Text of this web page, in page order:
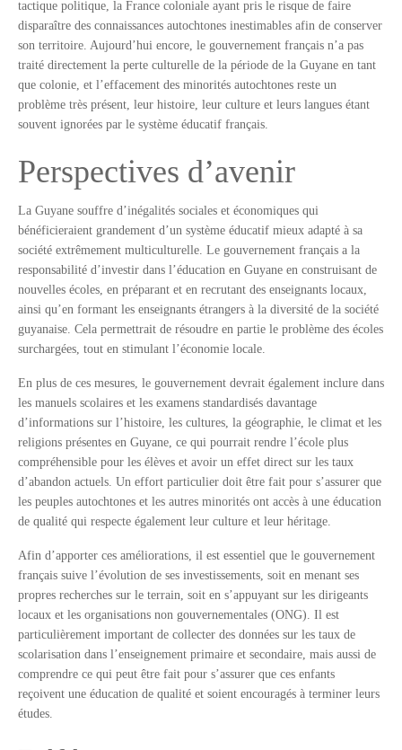
tactique politique, la France coloniale ayant pris le risque de faire
disparaître des connaissances autochtones inestimables afin de conserver
son territoire. Aujourd’hui encore, le gouvernement français n’a pas
traité directement la perte culturelle de la période de la Guyane en tant
que colonie, et l’effacement des minorités autochtones reste un
problème très présent, leur histoire, leur culture et leurs langues étant
souvent ignorées par le système éducatif français.
Perspectives d’avenir
La Guyane souffre d’inégalités sociales et économiques qui
bénéficieraient grandement d’un système éducatif mieux adapté à sa
société extrêmement multiculturelle. Le gouvernement français a la
responsabilité d’investir dans l’éducation en Guyane en construisant de
nouvelles écoles, en préparant et en recrutant des enseignants locaux,
ainsi qu’en formant les enseignants étrangers à la diversité de la société
guyanaise. Cela permettrait de résoudre en partie le problème des écoles
surchargées, tout en stimulant l’économie locale.
En plus de ces mesures, le gouvernement devrait également inclure dans
les manuels scolaires et les examens standardisés davantage
d’informations sur l’histoire, les cultures, la géographie, le climat et les
religions présentes en Guyane, ce qui pourrait rendre l’école plus
compréhensible pour les élèves et avoir un effet direct sur les taux
d’abandon actuels. Un effort particulier doit être fait pour s’assurer que
les peuples autochtones et les autres minorités ont accès à une éducation
de qualité qui respecte également leur culture et leur héritage.
Afin d’apporter ces améliorations, il est essentiel que le gouvernement
français suive l’évolution de ses investissements, soit en menant ses
propres recherches sur le terrain, soit en s’appuyant sur les dirigeants
locaux et les organisations non gouvernementales (ONG). Il est
particulièrement important de collecter des données sur les taux de
scolarisation dans l’enseignement primaire et secondaire, mais aussi de
comprendre ce qui peut être fait pour s’assurer que ces enfants
reçoivent une éducation de qualité et soient encouragés à terminer leurs
études.